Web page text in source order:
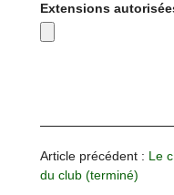
Extensions
Article précédent : Le
du club (terminé)